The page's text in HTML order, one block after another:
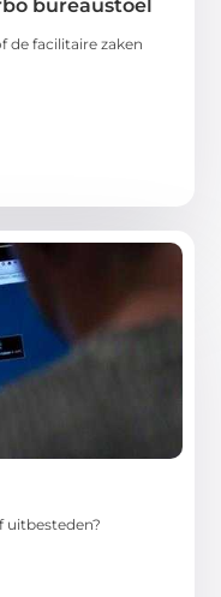
bureaustoel
de facilitaire zaken
uitbesteden?